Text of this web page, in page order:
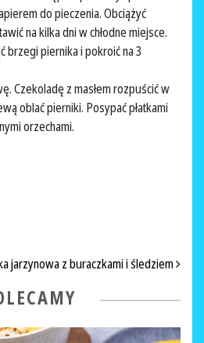
do pieczenia. Obciążyć
na kilka dni w chłodne miejsce.
brzegi piernika i pokroić na 3
Czekoladę z masłem rozpuścić w
oblać pierniki. Posypać płatkami
orzechami.
ARTYKUŁACH
jarzynowa z buraczkami i śledziem